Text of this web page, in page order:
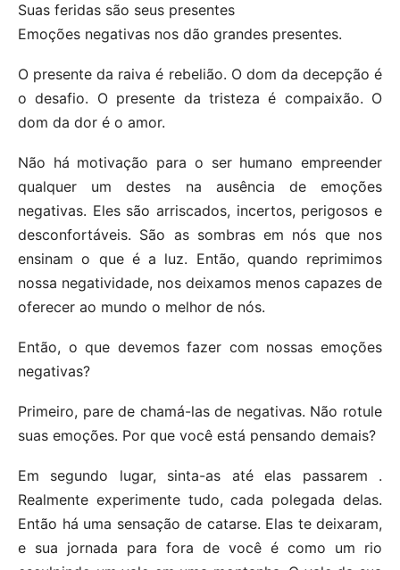
Suas feridas são seus presentes
Emoções negativas nos dão grandes presentes.
O presente da raiva é rebelião. O dom da decepção é
o desafio. O presente da tristeza é compaixão. O
dom da dor é o amor.
Não há motivação para o ser humano empreender
qualquer um destes na ausência de emoções
negativas. Eles são arriscados, incertos, perigosos e
desconfortáveis. São as sombras em nós que nos
ensinam o que é a luz. Então, quando reprimimos
nossa negatividade, nos deixamos menos capazes de
oferecer ao mundo o melhor de nós.
Então, o que devemos fazer com nossas emoções
negativas?
Primeiro, pare de chamá-las de negativas. Não rotule
suas emoções. Por que você está pensando demais?
Em segundo lugar, sinta-as até elas passarem .
Realmente experimente tudo, cada polegada delas.
Então há uma sensação de catarse. Elas te deixaram,
e sua jornada para fora de você é como um rio